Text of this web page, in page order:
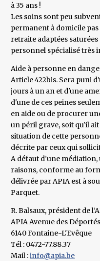
à 35 ans !
Les soins sont peu
permanent à domicile
retraite adaptées
personnel spécialisé très
Aide à personne en
Article 422bis. Sera puni
jours à un an et d'une
d'une de ces peines
en aide ou de procurer
un péril grave, soit qu'il
situation de cette
décrite par ceux qui
A défaut d’une médiation,
raisons, conforme au
délivrée par APIA est à
Parquet.
R. Balsaux, président de
APIA Avenue des
6140 Fontaine-L'Evêque
Tél : 0472-77.88.37
Mail :info@apia.be